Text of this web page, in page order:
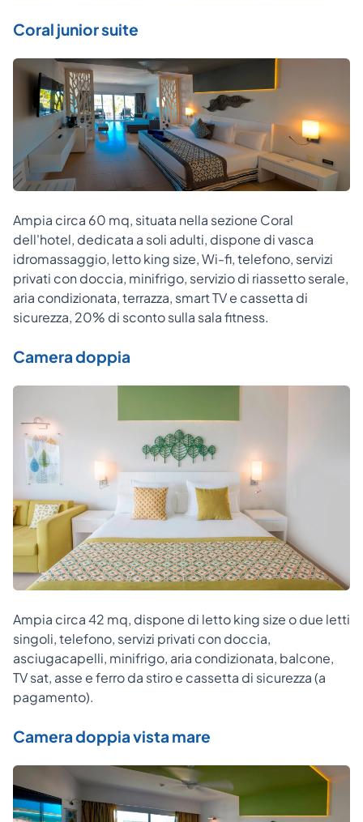
Coral junior suite
Ampia circa 60 mq, situata nella sezione Coral
dell'hotel, dedicata a soli adulti, dispone di vasca
idromassaggio, letto king size, Wi-fi, telefono, servizi
privati con doccia, minifrigo, servizio di riassetto serale,
aria condizionata, terrazza, smart TV e cassetta di
sicurezza, 20% di sconto sulla sala fitness.
Camera doppia
Ampia circa 42 mq, dispone di letto king size o due letti
singoli, telefono, servizi privati con doccia,
asciugacapelli, minifrigo, aria condizionata, balcone,
TV sat, asse e ferro da stiro e cassetta di sicurezza (a
pagamento).
Camera doppia vista mare